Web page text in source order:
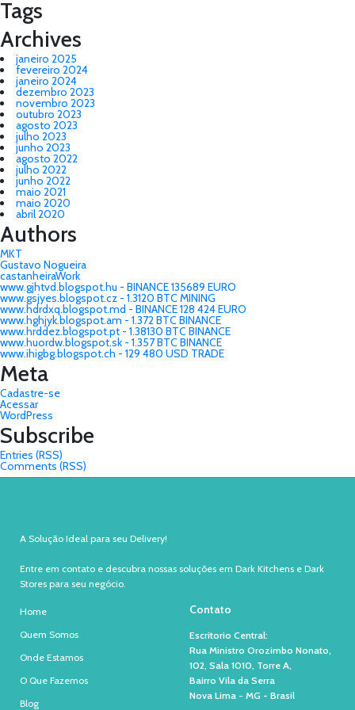
Tags
Archives
janeiro 2025
fevereiro 2024
janeiro 2024
dezembro 2023
novembro 2023
outubro 2023
agosto 2023
julho 2023
junho 2023
agosto 2022
julho 2022
junho 2022
maio 2021
maio 2020
abril 2020
Authors
MKT
Gustavo Nogueira
castanheiraWork
www.gjhtvd.blogspot.hu - BINANCE 135689 EURO
www.gsjyes.blogspot.cz - 1.3120 BTC MINING
www.hdrdxq.blogspot.md - BINANCE 128 424 EURO
www.hghjyk.blogspot.am - 1.372 BTC BINANCE
www.hrddez.blogspot.pt - 1.38130 BTC BINANCE
www.huordw.blogspot.sk - 1.357 BTC BINANCE
www.ihigbg.blogspot.ch - 129 480 USD TRADE
Meta
Cadastre-se
Acessar
WordPress
Subscribe
Entries (RSS)
Comments (RSS)
A Solução Ideal para seu Delivery!
Entre em contato e descubra nossas soluções em Dark Kitchens e Dark
Stores para seu negócio.
Home
Quem Somos
Onde Estamos
O Que Fazemos
Blog
Contato
Escritorio Central:
Rua Ministro Orozimbo Nonato,
102, Sala 1010, Torre A,
Bairro Vila da Serra
Nova Lima - MG - Brasil